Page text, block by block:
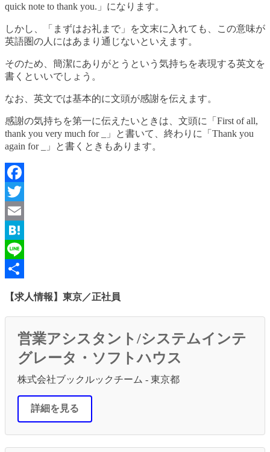
quick note to thank you.」になります。
しかし、「まずはお礼まで」を文末に入れても、この意味が
英語圏の人にはあまり通じないといえます。
そのため、簡潔にありがとうという気持ちを表現する英文を
書くといいでしょう。
なお、英文では基本的に文頭が感謝を伝えます。
感謝の気持ちを第一に伝えたいときは、文頭に「First of all,
thank you very much for _」と書いて、終わりに「Thank you
again for _」と書くときもあります。
Facebook
Twitter
Email
Hatena
Line
【求人情報】東京／正社員
営業アシスタント/システムインテ
グレータ・ソフトハウス
株式会社ブックルックチーム - 東京都
詳細を見る